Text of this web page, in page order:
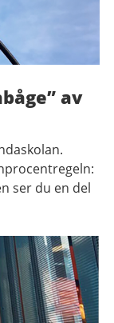
av
ser du en del